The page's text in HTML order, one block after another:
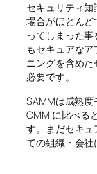
セキュリティ
場合がほとん
ってしまった
もセキュアな
ニングを含め
必要です。
SAMMは成熟度
CMMIに比べる
す。まだセキ
ての組織・会社